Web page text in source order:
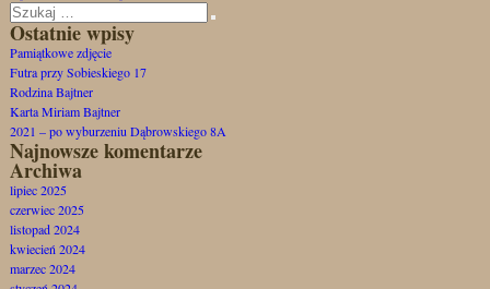
Szukaj:
Szukaj
Ostatnie wpisy
Pamiątkowe zdjęcie
Futra przy Sobieskiego 17
Rodzina Bajtner
Karta Miriam Bajtner
2021 – po wyburzeniu Dąbrowskiego 8A
Najnowsze komentarze
Archiwa
lipiec 2025
czerwiec 2025
listopad 2024
kwiecień 2024
marzec 2024